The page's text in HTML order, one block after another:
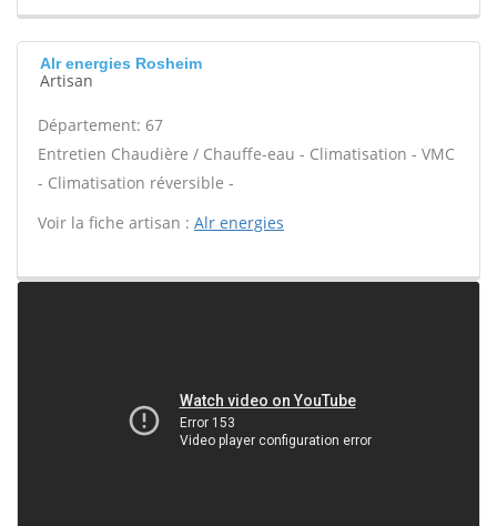
Alr energies Rosheim
Artisan
Département: 67
Entretien Chaudière / Chauffe-eau - Climatisation - VMC
- Climatisation réversible -
Voir la fiche artisan : Alr energies